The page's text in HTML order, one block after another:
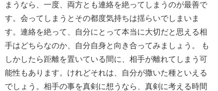
まうなら、一度、両方とも連絡を絶ってしまうのが最善で
す。会ってしまうとその都度気持ちは揺らいでしまいま
す。連絡を絶って、自分にとって本当に大切だと思える相
手はどちらなのか、自分自身と向き合ってみましょう。 も
しかしたら距離を置いている間に、相手が離れてしまう可
能性もあります。けれどそれは、自分が撒いた種といえる
でしょう。相手の事を真剣に想うなら、真剣に考える時間